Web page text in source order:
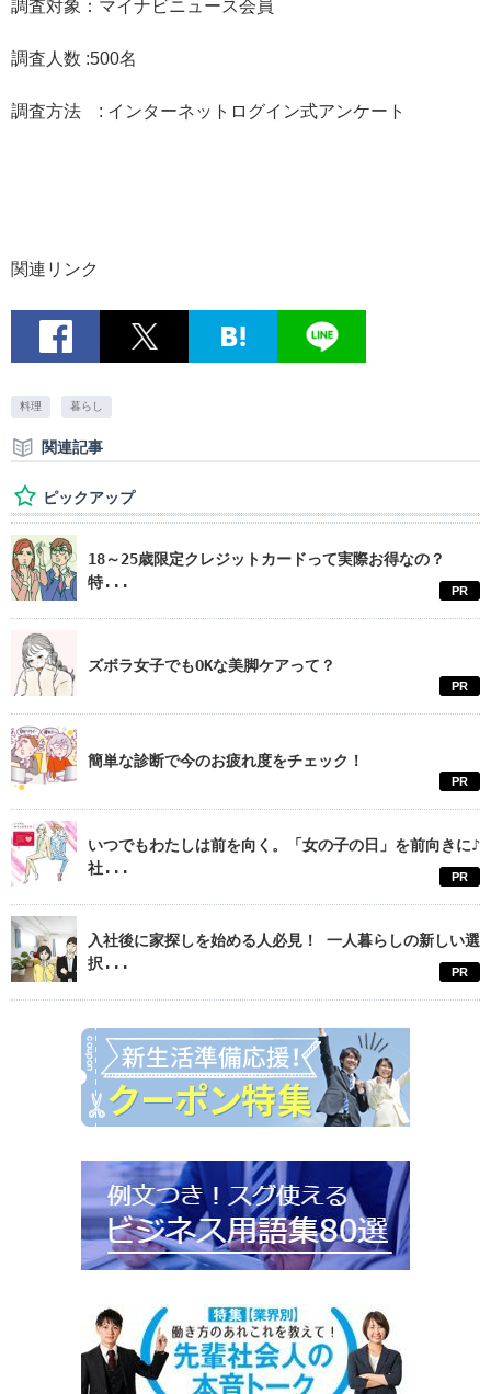
調査対象：マイナビニュース会員
調査人数 :500名
調査方法 : インターネットログイン式アンケート
関連リンク
料理 暮らし
関連記事
ピックアップ
18～25歳限定クレジットカードって実際お得なの？
特...
PR
ズボラ女子でもOKな美脚ケアって？
PR
簡単な診断で今のお疲れ度をチェック！
PR
いつでもわたしは前を向く。「女の子の日」を前向きに♪
社...
PR
入社後に家探しを始める人必見！ 一人暮らしの新しい選
択...
PR